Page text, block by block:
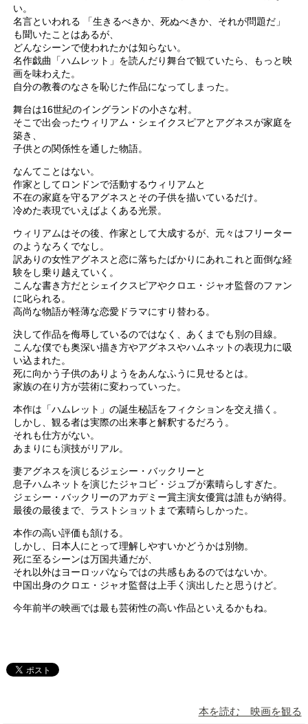
い。
名言といわれる 「生きるべきか、死ぬべきか、それが問題だ」
も聞いたことはあるが、
どんなシーンで使われたかは知らない。
名作戯曲「ハムレット」を読んだり舞台で観ていたら、もっと映
画を味わえた。
自分の教養のなさを恥じた作品になってしまった。
舞台は16世紀のイングランドの小さな村。
そこで出会ったウィリアム・シェイクスピアとアグネスが家庭を
築き、
子供との関係性を通した物語。
なんてことはない。
作家としてロンドンで活動するウィリアムと
不在の家庭を守るアグネスとその子供を描いているだけ。
冷めた表現でいえばよくある光景。
ウィリアムはその後、作家として大成するが、元々はフリーター
のようなろくでなし。
訳ありの女性アグネスと恋に落ちたばかりにあれこれと面倒な経
験をし乗り越えていく。
こんな書き方だとシェイクスピアやクロエ・ジャオ監督のファン
に叱られる。
高尚な物語が軽薄な恋愛ドラマにすり替わる。
決して作品を侮辱しているのではなく、あくまでも別の目線。
こんな僕でも奥深い描き方やアグネスやハムネットの表現力に吸
い込まれた。
死に向かう子供のありようをあんなふうに見せるとは。
家族の在り方が芸術に変わっていった。
本作は「ハムレット」の誕生秘話をフィクションを交え描く。
しかし、観る者は実際の出来事と解釈するだろう。
それも仕方がない。
あまりにも演技がリアル。
妻アグネスを演じるジェシー・バックリーと
息子ハムネットを演じたジャコビ・ジュプが素晴らしすぎた。
ジェシー・バックリーのアカデミー賞主演女優賞は誰もが納得。
最後の最後まで、ラストショットまで素晴らしかった。
本作の高い評価も頷ける。
しかし、日本人にとって理解しやすいかどうかは別物。
死に至るシーンは万国共通だが、
それ以外はヨーロッパならではの共感もあるのではないか。
中国出身のクロエ・ジャオ監督は上手く演出したと思うけど。
今年前半の映画では最も芸術性の高い作品といえるかもね。
本を読む 映画を観る